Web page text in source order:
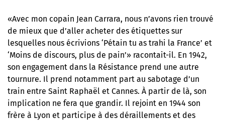
«Avec mon copain Jean Carrara, nous n’avons rien trouvé
de mieux que d’aller acheter des étiquettes sur
lesquelles nous écrivions ‘Pétain tu as trahi la France’ et
‘Moins de discours, plus de pain’» racontait-il. En 1942,
son engagement dans la Résistance prend une autre
tournure. Il prend notamment part au sabotage d’un
train entre Saint Raphaël et Cannes. À partir de là, son
implication ne fera que grandir. Il rejoint en 1944 son
frère à Lyon et participe à des déraillements et des